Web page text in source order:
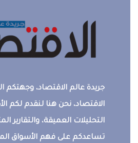
جريدة عالم الاقتصاد، وجهتكم
الاقتصاد، نحن هنا لنقدم لكم
التحليلات العميقة، والتقارير
تساعدكم على فهم الأسواق